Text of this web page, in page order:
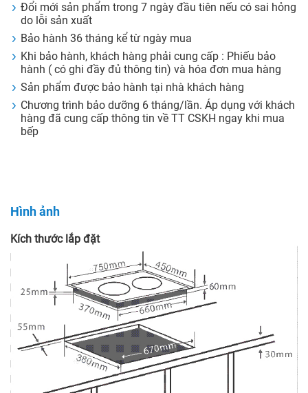
Đổi mới sản phẩm trong 7 ngày đầu tiên nếu có sai hỏng
do lỗi sản xuất
Bảo hành 36 tháng kể từ ngày mua
Khi bảo hành, khách hàng phải cung cấp : Phiếu bảo
hành ( có ghi đầy đủ thông tin) và hóa đơn mua hàng
Sản phẩm được bảo hành tại nhà khách hàng
Chương trình bảo dưỡng 6 tháng/lần. Áp dụng với khách
hàng đã cung cấp thông tin về TT CSKH ngay khi mua
bếp
Hình ảnh
Kích thước lắp đặt